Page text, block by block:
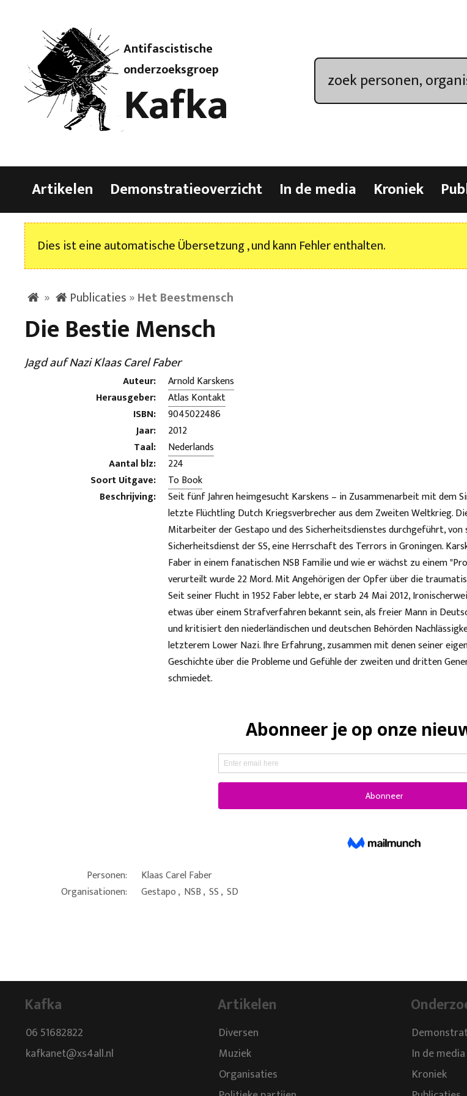
Antifascistische
onderzoeksgroep
Kafka
Artikelen Demonstratieoverzicht In de media Kroniek
Dies ist eine automatische Übersetzung , und kann Fehler enthalten.
» Publicaties»Het Beestmensch
Die Bestie Mensch
Jagd auf Nazi Klaas Carel Faber
Auteur:
Arnold Karskens
Herausgeber:
Atlas Kontakt
ISBN:
9045022486
Jaar:
2012
Taal:
Nederlands
Aantal blz:
224
Soort Uitgave:
To Book
Beschrijving:
Seit fünf Jahren heimgesucht Karskens – in Zusammenarbeit mit dem
letzte Flüchtling Dutch Kriegsverbrecher aus dem Zweiten Weltkrieg.
Mitarbeiter der Gestapo und des Sicherheitsdienstes durchgeführt,
Sicherheitsdienst der SS, eine Herrschaft des Terrors in Groningen.
Faber in einem fanatischen NSB Familie und wie er wächst zu einem
verurteilt wurde 22 Mord. Mit Angehörigen der Opfer über die
Seit seiner Flucht in 1952 Faber lebte, er starb 24 Mai 2012,
etwas über einem Strafverfahren bekannt sein, als freier Mann in
und kritisiert den niederländischen und deutschen Behörden
letzterem Lower Nazi. Ihre Erfahrung, zusammen mit denen seiner
Geschichte über die Probleme und Gefühle der zweiten und dritten
schmiedet.
Personen:
Klaas Carel Faber
Organisationen:
Gestapo, NSB, SS, SD
Kafka
06 51682822
kafkanet@xs4all.nl
Artikelen
Diversen
Muziek
Organisaties
In de media
Kroniek